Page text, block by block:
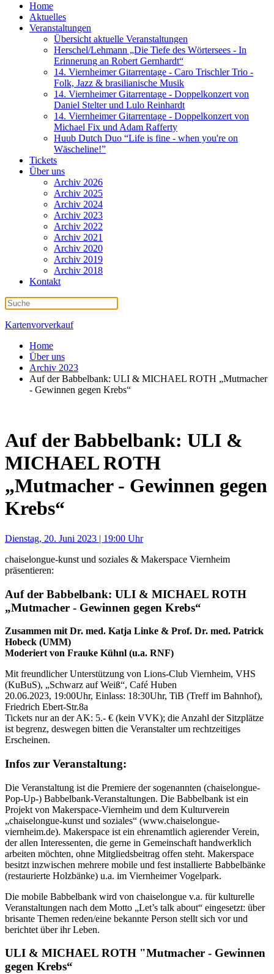
Home
Aktuelles
Veranstaltungen
Übersicht aktuelle Veranstaltungen
Herschel/Lehmann „Die Tiefe des Wörtersees - In
Erinnerung an Robert Gernhardt“
14. Viernheimer Gitarrentage - Caro Trischler Trio -
Folk, Jazz & brasilianische Musik
14. Viernheimer Gitarrentage - Doppelkonzert von
Daniel Stelter und Lulo Reinhardt
14. Viernheimer Gitarrentage - Doppelkonzert von
Michael Fix und Adam Rafferty
Huub Dutch Duo “Life is fine - when you're on
Wäscheline!”
Tickets
Über uns
Archiv 2026
Archiv 2025
Archiv 2024
Archiv 2023
Archiv 2022
Archiv 2021
Archiv 2020
Archiv 2019
Archiv 2018
Kontakt
Kartenvorverkauf
Home
Über uns
Archiv 2023
Auf der Babbelbank: ULI & MICHAEL ROTH „Mutmacher
- Gewinnen gegen Krebs“
Auf der Babbelbank: ULI &
MICHAEL ROTH
„Mutmacher - Gewinnen gegen
Krebs“
Dienstag, 20. Juni 2023 | 19:00 Uhr
chaiselongue-kunst und soziales & Makerspace Viernheim
präsentieren:
Auf der Babbelbank: ULI & MICHAEL ROTH
„Mutmacher - Gewinnen gegen Krebs“
Zusammen mit Dr. med. Katja Linke & Prof. Dr. med. Patrick
Hobeck (UMM)
Moderiert von Frauke Kühnl (u.a. RNF)
Mit freundlicher Unterstützung von Lions-Club Viernheim, VHS
(KuBuS), „Schwarz auf Weiß“, Café Huben
20.06.2023, 19:00Uhr, Einlass: 18:30Uhr, TiB (Treff im Bahnhof),
Friedrich Ebert-Str.8a
Tickets nur an der AK: 5.- € (kein VVK); die Anzahl der Sitzplätze
ist begrenz, deswegen bitten die Veranstalter um rechtzeitiges
Erscheinen.
Infos zur Veranstaltung:
Die Veranstaltung ist die Premiere der sogenannten (chaiselongue-
Pop-Up-) Babbelbank-Veranstaltungen. Die Babbelbank ist ein
Projekt von Makerspace-Viernheim und dem Kulturverein
„chaiselongue-kunst und soziales“ (www.chaiselongue-
viernheim.de). Makerspace ist ein ehrenamtlich agierender Verein,
der allen Interessenten, die gerne in Gemeinschaft handwerklich
arbeiten möchten, ohne Mitgliedsbeitrag offen steht. Makerspace
besitzt inzwischen mehrere mobile und fest installierte Babbelbänke
(restaurierte Holzbänke) u.a. im Viernheimer Vogelpark.
Die mobile Babbelbank wird von chaiselongue v.a. für kulturelle
Veranstaltungen nach dem Motto „Let’s talk about“ eingesetzt: über
brisante Themen reden/eine bekannte Person stellt sich vor und
berichtet über ihr Leben.
ULI & MICHAEL ROTH "Mutmacher - Gewinnen
gegen Krebs“